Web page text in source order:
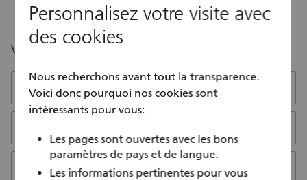
Vous n’avez pas encore de compte?
Prénom
Adresse e-mail
Personnalisez votre visite avec
des cookies
Nous recherchons avant tout la transparence.
Voici donc pourquoi nos cookies sont
intéressants pour vous:
Les pages sont ouvertes avec les bons
paramètres de pays et de langue.
Les informations pertinentes pour vous